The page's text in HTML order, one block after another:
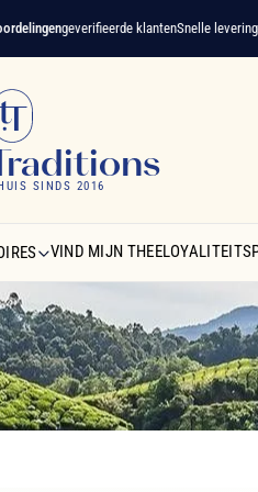
geverifieerde klanten Snelle levering -
SINDS 2016
VIND MIJN THEE